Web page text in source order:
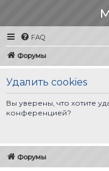
FAQ
Форумы
Удалить cookies
Вы уверены, что хотите
конференцией?
Форумы